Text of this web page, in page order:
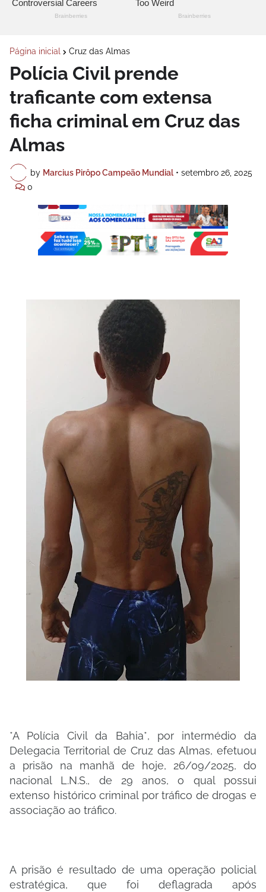
Página inicial Cruz das Almas
Polícia Civil prende
traficante com extensa
ficha criminal em Cruz das
Almas
by Marcius Pirôpo Campeão Mundial • setembro 26, 2025
0
*A Polícia Civil da Bahia*, por intermédio da
Delegacia Territorial de Cruz das Almas, efetuou
a prisão na manhã de hoje, 26/09/2025, do
nacional L.N.S., de 29 anos, o qual possui
extenso histórico criminal por tráfico de drogas e
associação ao tráfico.
A prisão é resultado de uma operação policial
estratégica, que foi deflagrada após